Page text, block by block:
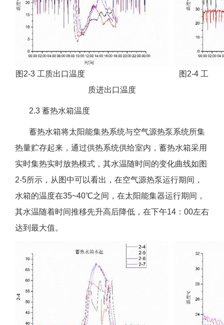
图2-3 工质出口温度 图2-4 工
质进出口温度
2.3 蓄热水箱温度
蓄热水箱将太阳能集热系统与空气源热泵系统所集
热量贮存起来，通过供热系统供给室内，蓄热水箱采用
实时集热实时放热模式，其水温随时间的变化曲线如图
2-5所示，从图中可以看出，在空气源热泵运行期间，
水箱的温度在35~40℃之间，在太阳能集器运行期间，
其水温随着时间推移先升高后降低，在下午14：00左右
达到最大值。